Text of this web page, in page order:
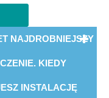
NAJDROBNIEJSZY
KIEDY
INSTALACJĘ